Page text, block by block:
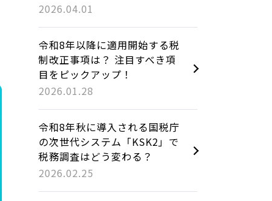
2026.04.01
令和8年以降に適用開始する税
制改正事項は？ 注目すべき項
目をピックアップ！
2026.01.28
令和8年秋に導入される国税庁
の次世代システム「KSK2」で
税務調査はどう変わる？
2026.02.25